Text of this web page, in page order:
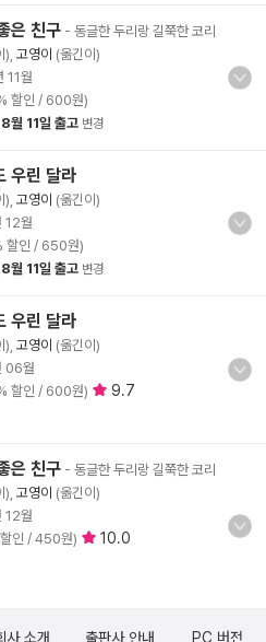
은 친구 - 동글한 두리랑 길쭉한 코리
고영이 (옮긴이)
11월
할인 / 600원)
8월 11일 출고 변경
우린 달라
고영이 (옮긴이)
12월
할인 / 650원)
8월 11일 출고 변경
우린 달라
고영이 (옮긴이)
06월
할인 / 600원)
9.7
은 친구 - 동글한 두리랑 길쭉한 코리
고영이 (옮긴이)
12월
인 / 450원)
10.0
사 소개 출판사 안내 PC 버전